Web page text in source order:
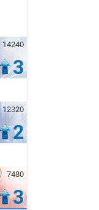
14240
3
12320
2
7480
3